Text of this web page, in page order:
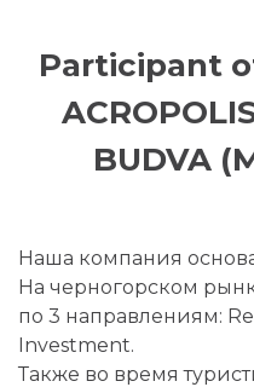
Participant
BUDVA
Наша компания
На черногорском
по 3 направлениям:
Investment.
Также во время